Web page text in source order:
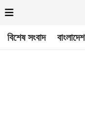
বিশেষ সংবাদ বাংলাদেশ